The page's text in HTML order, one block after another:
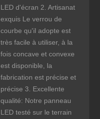
LED d'écran 2. Artisanat
exquis Le verrou de
courbe qu'il adopte est
très facile à utiliser, à la
fois concave et convexe
est disponible, la
fabrication est précise et
précise 3. Excellente
qualité: Notre panneau
LED testé sur le terrain